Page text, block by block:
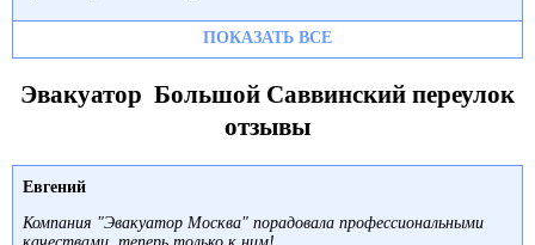
ПОКАЗАТЬ ВСЕ
Эвакуатор Большой Саввинский переулок
отзывы
Евгений
Компания "Эвакуатор Москва" порадовала профессиональными